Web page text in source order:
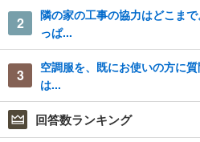
2
隣の家の工事の協力はどこま
っぱ...
3
空調服を、既にお使いの方に
は...
回答数ランキング